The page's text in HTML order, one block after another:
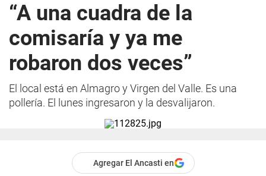
“A una cuadra de la
comisaría y ya me
robaron dos veces”
El local está en Almagro y Virgen del Valle. Es una
pollería. El lunes ingresaron y la desvalijaron.
Agregar El Ancasti en